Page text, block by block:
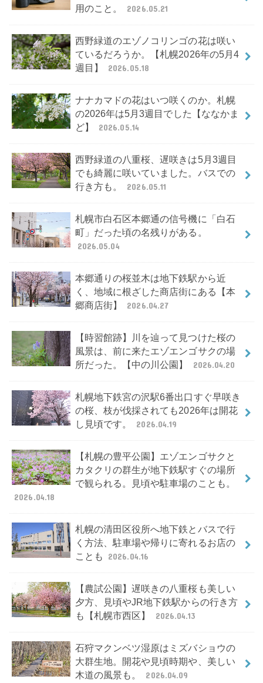
用のこと。
2026.05.21
西野緑道のエゾノコリンゴの花は咲い
ているだろうか。【札幌2026年の5月4
週目】
2026.05.18
ナナカマドの花はいつ咲くのか。札幌
の2026年は5月3週目でした【ななかま
ど】
2026.05.14
西野緑道の八重桜、遅咲きは5月3週目
でも綺麗に咲いていました。バスでの
行き方も。
2026.05.11
札幌市白石区本郷通の信号機に「白石
町」だった頃の名残りがある。
2026.05.04
本郷通りの桜並木は地下鉄駅から近
く、地域に根ざした商店街にある【本
郷商店街】
2026.04.27
【時習館跡】川を辿って見つけた桜の
風景は、前に来たエゾエンゴサクの場
所だった。【中の川公園】
2026.04.20
札幌地下鉄宮の沢駅6番出口すぐ早咲き
の桜、枝が伐採されても2026年は開花
し見頃です。
2026.04.19
【札幌の豊平公園】エゾエンゴサクと
カタクリの群生が地下鉄駅すぐの場所
で観られる。見頃や駐車場のことも。
2026.04.18
札幌の清田区役所へ地下鉄とバスで行
く方法、駐車場や帰りに寄れるお店の
ことも
2026.04.16
【農試公園】遅咲きの八重桜も美しい
夕方、見頃やJR地下鉄駅からの行き方
も【札幌市西区】
2026.04.13
石狩マクンベツ湿原はミズバショウの
大群生地。開花や見頃時期や、美しい
木道の風景も。
2026.04.09